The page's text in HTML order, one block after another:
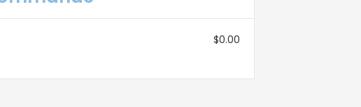
$0.00